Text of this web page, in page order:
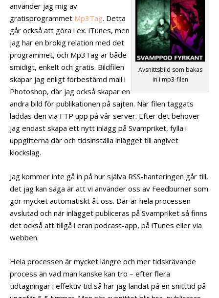
Avsnittsbild som bakas
in i mp3-filen
använder jag mig av
gratisprogrammet Mp3Tag. Detta
går också att göra i ex. iTunes, men
jag har en brokig relation med det
programmet, och Mp3Tag är både
smidigt, enkelt och gratis. Bildfilen
skapar jag enligt förbestämd mall i
Photoshop, där jag också skapar en
andra bild för publikationen på sajten. När filen taggats
laddas den via FTP upp på vår server. Efter det behöver
jag endast skapa ett nytt inlägg på Svampriket, fylla i
uppgifterna där och tidsinställa inlägget till angivet
klockslag.
Jag kommer inte gå in på hur själva RSS-hanteringen går till,
det jag kan säga är att vi använder oss av Feedburner som
gör mycket automatiskt åt oss. Där är hela processen
avslutad och när inlägget publiceras på Svampriket så finns
det också att tillgå i eran podcast-app, på iTunes eller via
webben.
Hela processen är mycket längre och mer tidskrävande
process än vad man kanske kan tro – efter flera
tidtagningar i effektiv tid så har jag landat på en snitttid på